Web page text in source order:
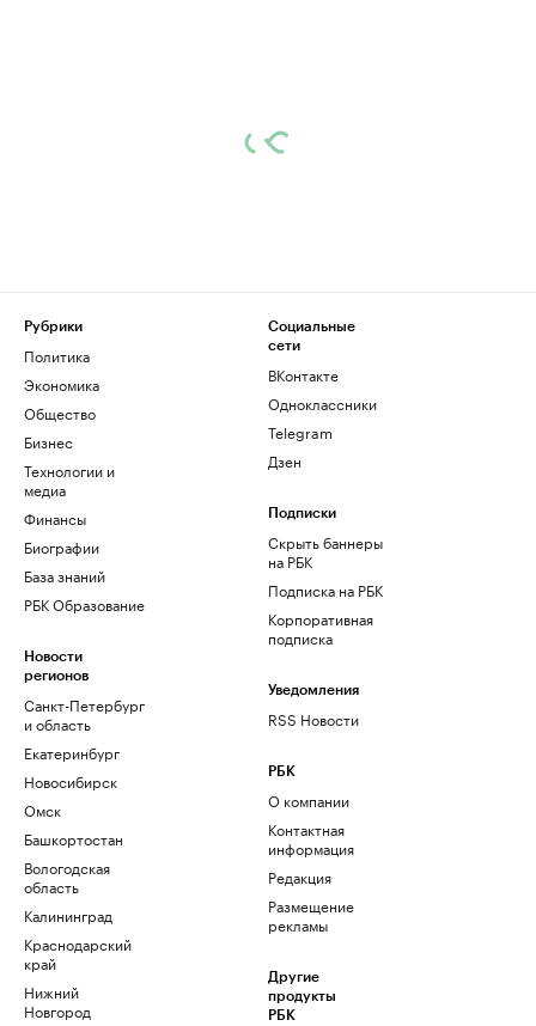
Рубрики
Политика
Экономика
Общество
Бизнес
Технологии и
медиа
Финансы
Биографии
База знаний
РБК Образование
Новости
регионов
Санкт-Петербург
и область
Екатеринбург
Новосибирск
Омск
Башкортостан
Вологодская
область
Калининград
Краснодарский
край
Нижний
Новгород
Социальные
сети
ВКонтакте
Одноклассники
Telegram
Дзен
Подписки
Скрыть баннеры
на РБК
Подписка на РБК
Корпоративная
подписка
Уведомления
RSS Новости
РБК
О компании
Контактная
информация
Редакция
Размещение
рекламы
Другие
продукты
РБК